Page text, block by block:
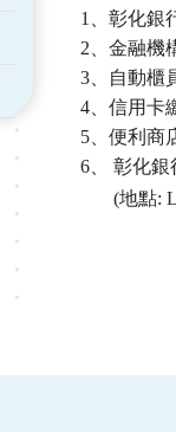
1、彰化銀
2、金融機
3、自動櫃
4、信用卡
5、便利商
6、 彰化銀
(地點: L